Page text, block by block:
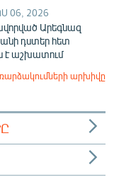
06, 2026
Արեգնազ
դստեր հետ
է աշխատում
արխիվը